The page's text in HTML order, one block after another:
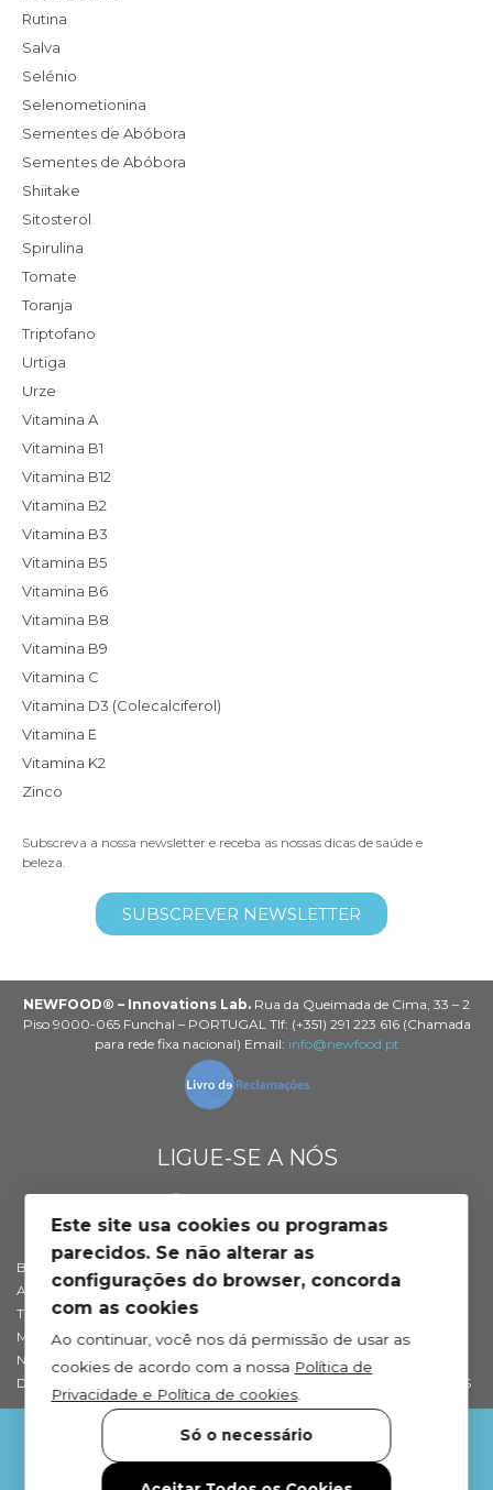
Rutina
Salva
Selénio
Selenometionina
Sementes de Abóbora
Sementes de Abóbora
Shiitake
Sitosterol
Spirulina
Tomate
Toranja
Triptofano
Urtiga
Urze
Vitamina A
Vitamina B1
Vitamina B12
Vitamina B2
Vitamina B3
Vitamina B5
Vitamina B6
Vitamina B8
Vitamina B9
Vitamina C
Vitamina D3 (Colecalciferol)
Vitamina E
Vitamina K2
Zinco
Subscreva a nossa newsletter e receba as nossas dicas de saúde e
beleza.
SUBSCREVER NEWSLETTER
NEWFOOD® – Innovations Lab. Rua da Queimada de Cima, 33 – 2
Piso 9000-065 Funchal – PORTUGAL Tlf: (+351) 291 223 616 (Chamada
para rede fixa nacional) Email: info@newfood.pt
LIGUE-SE A NÓS
BLOG DE SAÚDE
APOIO AO CLIENTE
TROCAS E DEVOLUÇÕES
MÉTODOS DE PAGAMENTO
NEWFOOD® POINTS
DEP. TÉCNICO
PROFISSIONAIS
DISTRIBUIDORES
RETAILERS
INTERNATIONAL DISTRIBUTORS
Este site usa cookies ou programas
parecidos. Se não alterar as
configurações do browser, concorda
com as cookies
Ao continuar, você nos dá permissão de usar as
cookies de acordo com a nossa Política de
Privacidade e Política de cookies.
Só o necessário